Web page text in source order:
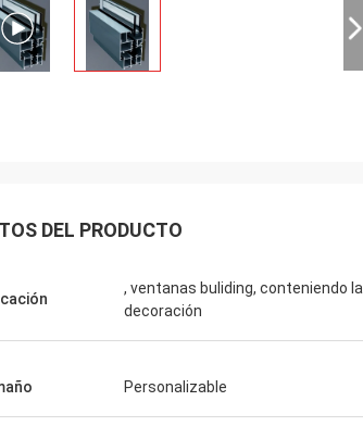
DEL PRODUCTO
, ventanas buliding, conteniendo la
decoración
Personalizable